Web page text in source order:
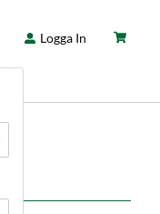
Logga In